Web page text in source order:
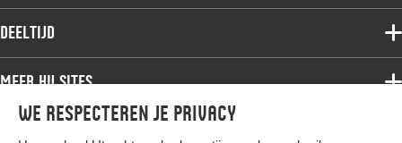
We respecteren je privacy
Onderzoek
Werken bij de HU
Associate degree
Master
Studiekeuze voltijd
Deeltijd
Associate degree
Bachelor
Meer HU sites
HU International